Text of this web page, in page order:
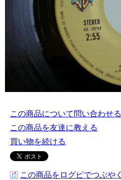
この商品について問い合わせる
この商品を友達に教える
買い物を続ける
この商品をログピでつぶやく